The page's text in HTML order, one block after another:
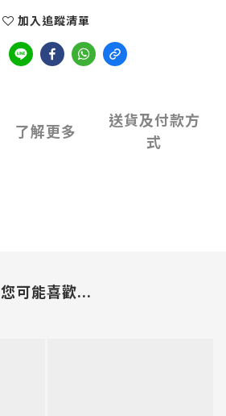
加入追蹤清單
了解更多
送貨及付款方
式
您可能喜歡...